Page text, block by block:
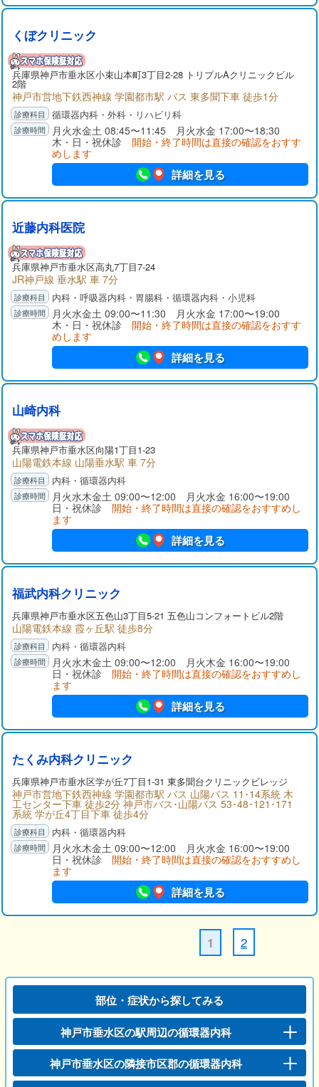
くぼクリニック
兵庫県神戸市垂水区小束山本町3丁目2-28 トリプルAクリニックビル
2階
神戸市営地下鉄西神線 学園都市駅 バス 東多聞下車 徒歩1分
循環器内科・外科・リハビリ科
月火水金土 08:45〜11:45 月火水金 17:00〜18:30
木・日・祝休診 開始・終了時間は直接の確認をおすす
めします
詳細を見る
近藤内科医院
兵庫県神戸市垂水区高丸7丁目7-24
JR神戸線 垂水駅 車 7分
内科・呼吸器内科・胃腸科・循環器内科・小児科
月火水金土 09:00〜11:30 月火水金 17:00〜19:00
木・日・祝休診 開始・終了時間は直接の確認をおすす
めします
詳細を見る
山崎内科
兵庫県神戸市垂水区向陽1丁目1-23
山陽電鉄本線 山陽垂水駅 車 7分
内科・循環器内科
月火水木金土 09:00〜12:00 月火水金 16:00〜19:00
日・祝休診 開始・終了時間は直接の確認をおすすめし
ます
詳細を見る
福武内科クリニック
兵庫県神戸市垂水区五色山3丁目5-21 五色山コンフォートビル2階
山陽電鉄本線 霞ヶ丘駅 徒歩8分
内科・循環器内科
月火水木金土 09:00〜12:00 月火木金 16:00〜19:00
日・祝休診 開始・終了時間は直接の確認をおすすめし
ます
詳細を見る
たくみ内科クリニック
兵庫県神戸市垂水区学が丘7丁目1-31 東多聞台クリニックビレッジ
神戸市営地下鉄西神線 学園都市駅 バス 山陽バス 11･14系統 木
工センター下車 徒歩2分 神戸市バス･山陽バス 53･48･121･171
系統 学が丘4丁目下車 徒歩4分
内科・循環器内科
月火水木金土 09:00〜12:00 月火水金 16:00〜19:00
日・祝休診 開始・終了時間は直接の確認をおすすめし
ます
詳細を見る
1 2
部位・症状から探してみる
神戸市垂水区の駅周辺の循環器内科
神戸市垂水区の隣接市区郡の循環器内科